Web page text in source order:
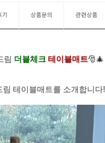
기 상품문의 관련상품
림 더블체크 테이블매트🎅🎄
림 테이블매트를 소개합니다!